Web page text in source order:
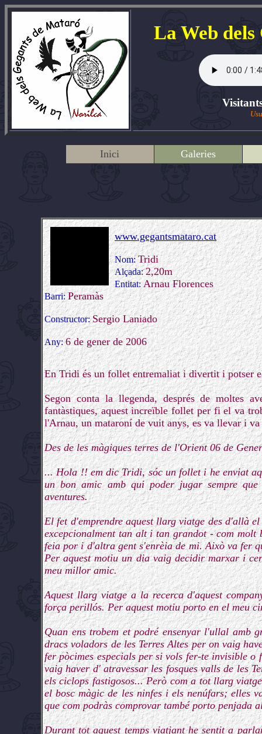
La Web
Inici Galeries
www.gegantsmataro.cat
Nom:Tridi
Alçada:2,20m
Entitat:Arnau Florences
Barri:Peramàs
Constructor:Sergio Laniado
Any:6 de gener de 2006
En Tridi és un follet entremaliat i divertit i potser
Segon conta la llegenda, després de moltes
fantàstiques, aquest increïble follet per fi el va
l'Arnau, un mataroní de vuit anys, es va llevar i va
Des de les màgiques terres de l'Orient 06 de
... Hola !! em dic Tridi, sóc un follet i he enviat
un bon amic amb qui poder jugar sempre
aventures.
El fet d'emprendre aquest llarg viatge des d'allà
excepcionalment tan alt i tan grandot - com
feia por i d'altra gent s'enrèia de mi. Això va fer
Per aquest motiu un dia vaig decidir marxar i
meu millor amic.
Aquest llarg viatge a la recerca d'aquest
força perillós. Per aquest motiu porto en el meu
Quan ens trobem et podré ensenyar l'ullal amb
dracs voladors de les Terres Altes per on vaig
fer pòcimes especials per si vols fer-te invisible
vaig haver d' atravessar les fosques valls de les
els ciclops fastigosos... Però com a tot llarg
el bosc màgic de les ninfes i els nenúfars; elles
que com podràs comprovar també porto penjada
Durant tot aquest temps viatjant he sentit a